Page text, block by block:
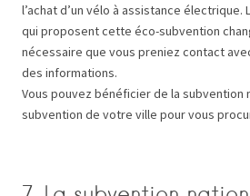
l’achat d’un vélo à assistance
qui proposent cette éco-subvention
nécessaire que vous preniez contact
des informations.
Vous pouvez bénéficier de la subvention
subvention de votre ville pour vous